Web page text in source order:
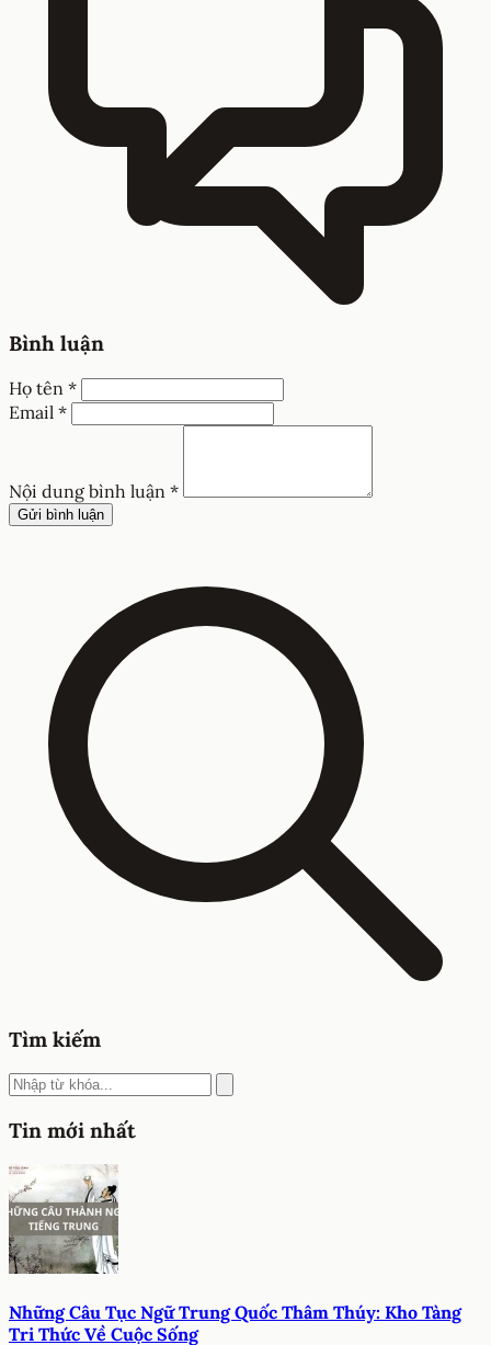
Bình luận
Họ tên *
Email *
Nội dung bình luận *
Gửi bình luận
Tìm kiếm
Tin mới nhất
Những Câu Tục Ngữ Trung Quốc Thâm Thúy: Kho Tàng
Tri Thức Về Cuộc Sống